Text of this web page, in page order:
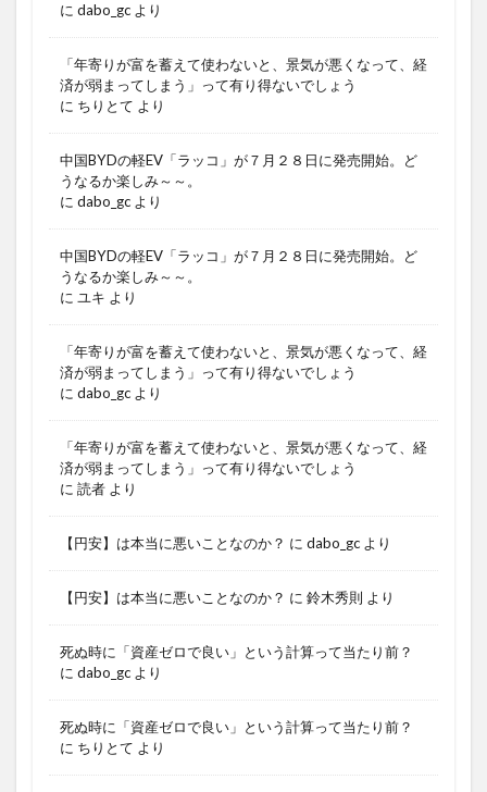
に dabo_gc より
「年寄りが富を蓄えて使わないと、景気が悪くなって、経
済が弱まってしまう」って有り得ないでしょう
に ちりとて より
中国BYDの軽EV「ラッコ」が７月２８日に発売開始。ど
うなるか楽しみ～～。
に dabo_gc より
中国BYDの軽EV「ラッコ」が７月２８日に発売開始。ど
うなるか楽しみ～～。
に ユキ より
「年寄りが富を蓄えて使わないと、景気が悪くなって、経
済が弱まってしまう」って有り得ないでしょう
に dabo_gc より
「年寄りが富を蓄えて使わないと、景気が悪くなって、経
済が弱まってしまう」って有り得ないでしょう
に 読者 より
【円安】は本当に悪いことなのか？ に dabo_gc より
【円安】は本当に悪いことなのか？ に 鈴木秀則 より
死ぬ時に「資産ゼロで良い」という計算って当たり前？
に dabo_gc より
死ぬ時に「資産ゼロで良い」という計算って当たり前？
に ちりとて より